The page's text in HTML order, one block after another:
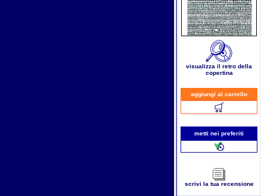
visualizza il retro della
copertina
aggiungi al carrello
metti nei preferiti
scrivi la tua recensione